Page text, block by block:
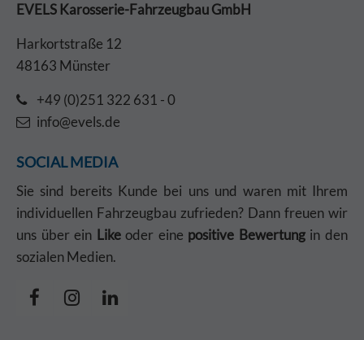
EVELS Karosserie-Fahrzeugbau GmbH
Harkortstraße 12
48163 Münster
+49 (0)251 322 631 - 0
info@evels.de
SOCIAL MEDIA
Sie sind bereits Kunde bei uns und waren mit Ihrem
individuellen Fahrzeugbau zufrieden? Dann freuen wir
uns über ein Likeoder eine positive Bewertungin den
sozialen Medien.